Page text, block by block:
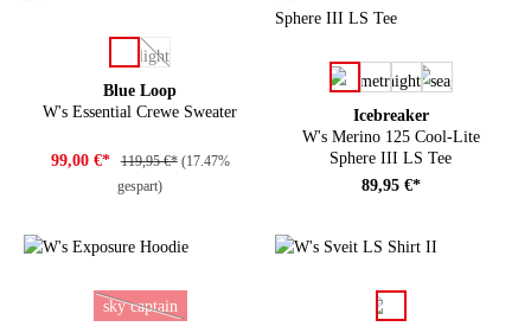
Blue Loop
W's Essential Crewe Sweater
auswählen
(Diese Option ist zurzeit nicht verfügbar.)
99,00 €* 119,95 €* (17.47%
gespart)
Icebreaker
W's Merino 125 Cool-Lite
Sphere III LS Tee
Farbeauswählen
89,95 €*
auswählen
sky captain
(Diese Option ist zurzeit nicht verfügbar.)
auswählen